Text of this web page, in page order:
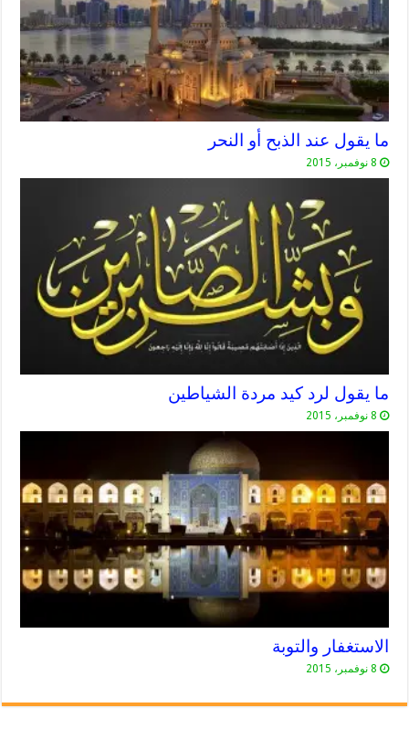
ما يقول عند الذبح أو النحر
8 نوفمبر، 2015
ما يقول لرد كيد مردة الشياطين
8 نوفمبر، 2015
الاستغفار والتوبة
8 نوفمبر، 2015